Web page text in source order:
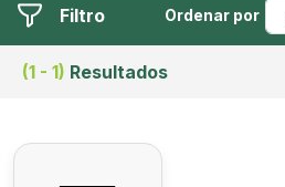
Filtro
(1 - 1) Resultados
Ordenar por